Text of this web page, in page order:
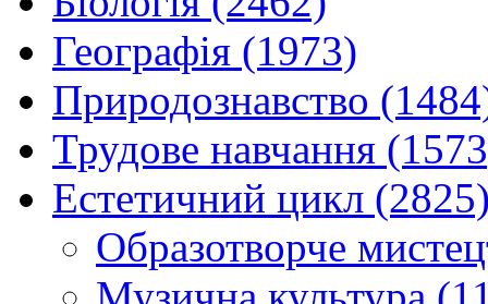
Географія (1973)
Природознавство
Трудове навчання
Естетичний цикл
Образотворче